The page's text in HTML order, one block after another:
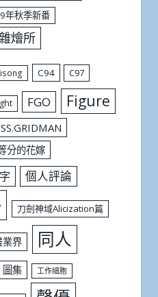
年秋季新番
燴所
C94 C97
FGO Figure
分的花嫁
個人評論
刀劍神域Alicization篇
業界 同人
圖集 工作細胞